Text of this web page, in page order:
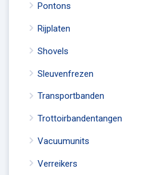
Pontons
Rijplaten
Shovels
Sleuvenfrezen
Transportbanden
Trottoirbandentangen
Vacuumunits
Verreikers